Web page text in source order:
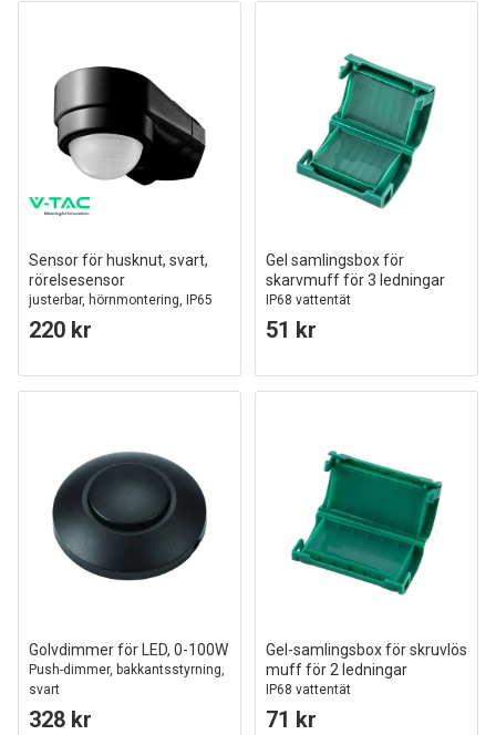
Sensor för husknut, svart,
rörelsesensor
justerbar, hörnmontering, IP65
(max:600W LED)
220 kr
Gel samlingsbox för
skarvmuff för 3 ledningar
IP68 vattentät
51 kr
Golvdimmer för LED, 0-100W
Push-dimmer, bakkantsstyrning,
svart
328 kr
Gel-samlingsbox för skruvlös
muff för 2 ledningar
IP68 vattentät
71 kr